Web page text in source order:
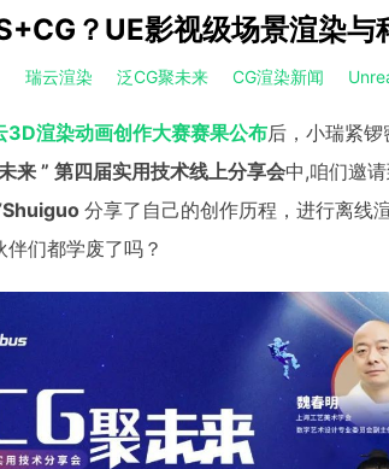
？UE影视级场景渲染与
瑞云渲染 泛CG聚未来 CG渲染新闻
3D渲染动画创作大赛赛果公布后，小瑞紧
来 ” 第四届实用技术线上分享会中,咱们邀
Shuiguo 分享了自己的创作历程，进行离线
伴们都学废了吗？